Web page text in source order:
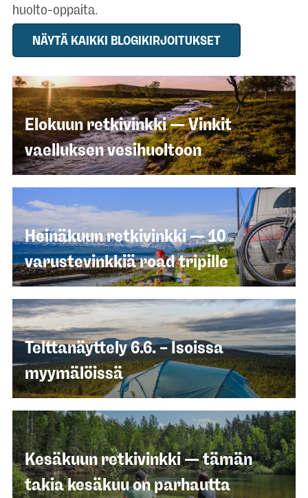
huolto-oppaita.
NÄYTÄ KAIKKI BLOGIKIRJOITUKSET
Elokuun retkivinkki — Vinkit
vaelluksen vesihuoltoon
Heinäkuun retkivinkki — 10
varustevinkkiä road tripille
Telttanäyttely 6.6. – Isoissa
myymälöissä
Kesäkuun retkivinkki — tämän
takia kesäkuu on parhautta